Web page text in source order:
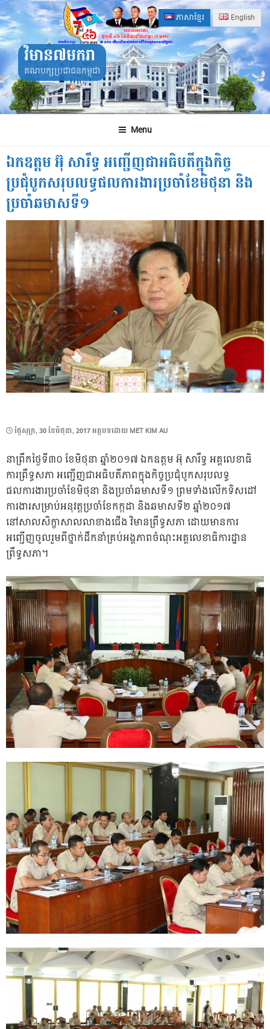
Skip
to
content
ភាសាខ្មែរ English
វិមាន៧មករា
គណបក្សប្រជាជនកម្ពុជា
Menu
ឯកឧត្តម អ៊ុ សារឹទ្ធ អញ្ជើញជាអធិបតីក្នុងកិច្ច
ប្រជុំបូកសរុបលទ្ធផលការងារប្រចាំខែមិថុនា និង
ប្រចាំឆមាសទី១
POSTED
ថ្ងៃ​សុក្រ, 30 ខែ​មិថុនា, 2017អត្ថបទដោយ MET KIM AU
នាព្រឹកថ្ងៃទី៣០ ខែមិថុនា ឆ្នាំ២០១៧ ឯកឧត្តម អ៊ុ សារឹទ្ធ អគ្គលេខាធិ
ការព្រឹទ្ធសភា អញ្ជើញជាអធិបតីភាពក្នុងកិច្ចប្រជុំបូកសរុបលទ្ធ
ផលការងារប្រចាំខែមិថុនា និងប្រចាំឆមាសទី១ ព្រមទាំងលើកទិសដៅ
ការងារសម្រាប់អនុវត្តប្រចាំខែកក្កដា និងឆមាសទី២ ឆ្នាំ២០១៧
នៅសាលសិក្ខាសាលលាខាងជើង វិមានព្រឹទ្ធសភា ដោយមានការ
អញ្ជើញចូលរួមពីថ្នាក់ដឹកនាំគ្រប់អង្គភាពចំណុះអគ្គលេខាធិការដ្ឋាន
ព្រឹទ្ធសភា។